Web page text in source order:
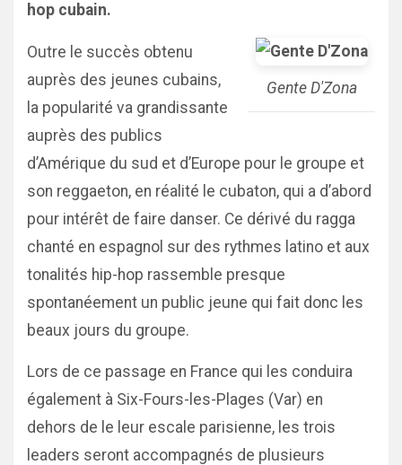
hop cubain.
Gente D'Zona
Outre le succès obtenu
auprès des jeunes cubains,
la popularité va grandissante
auprès des publics
d’Amérique du sud et d’Europe pour le groupe et
son reggaeton, en réalité le cubaton, qui a d’abord
pour intérêt de faire danser. Ce dérivé du ragga
chanté en espagnol sur des rythmes latino et aux
tonalités hip-hop rassemble presque
spontanéement un public jeune qui fait donc les
beaux jours du groupe.
Lors de ce passage en France qui les conduira
également à Six-Fours-les-Plages (Var) en
dehors de le leur escale parisienne, les trois
leaders seront accompagnés de plusieurs